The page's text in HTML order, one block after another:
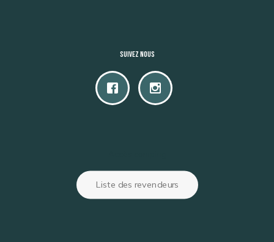
Suivez nous
Liste des revendeurs